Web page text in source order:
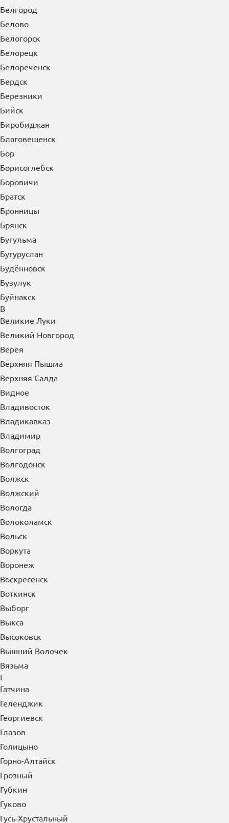
Белгород
Белово
Белогорск
Белорецк
Белореченск
Бердск
Березники
Бийск
Биробиджан
Благовещенск
Бор
Борисоглебск
Боровичи
Братск
Бронницы
Брянск
Бугульма
Бугуруслан
Будённовск
Бузулук
Буйнакск
В
Великие Луки
Великий Новгород
Верея
Верхняя Пышма
Верхняя Салда
Видное
Владивосток
Владикавказ
Владимир
Волгоград
Волгодонск
Волжск
Волжский
Вологда
Волоколамск
Вольск
Воркута
Воронеж
Воскресенск
Воткинск
Выборг
Выкса
Высоковск
Вышний Волочек
Вязьма
Г
Гатчина
Геленджик
Георгиевск
Глазов
Голицыно
Горно-Алтайск
Грозный
Губкин
Гуково
Гусь-Хрустальный